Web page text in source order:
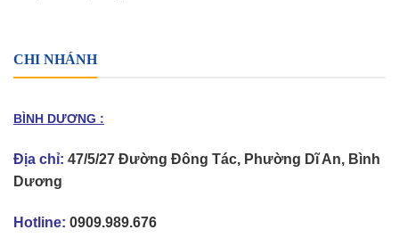
CHI NHÁNH
BÌNH DƯƠNG :
Địa chỉ: 47/5/27 Đường Đông Tác, Phường Dĩ An, Bình
Dương
Hotline: 0909.989.676